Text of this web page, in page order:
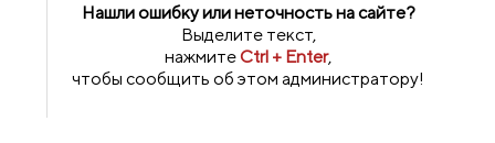
Нашли ошибку или неточность на сайте?
Выделите текст,
нажмитеCtrl + Enter,
чтобы сообщить об этом администратору!